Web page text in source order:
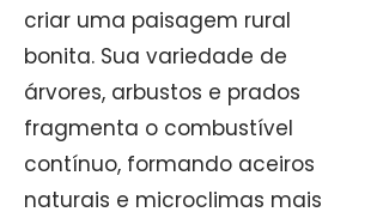
criar uma paisagem rural
bonita. Sua variedade de
árvores, arbustos e prados
fragmenta o combustível
contínuo, formando aceiros
naturais e microclimas mais